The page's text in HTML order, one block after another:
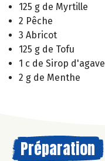
125 g de Myrtille
2 Pêche
3 Abricot
125 g de Tofu
1 c de Sirop d'agave
2 g de Menthe
Préparation